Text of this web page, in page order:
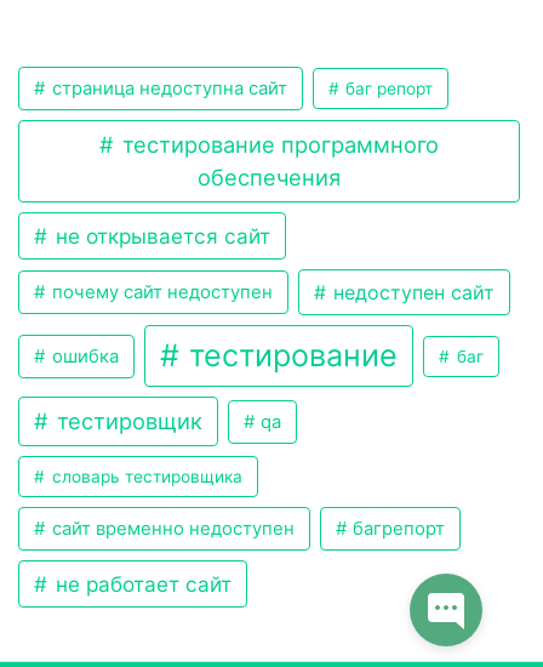
страница недоступна сайт баг репорт
тестирование программного
обеспечения
не открывается сайт
почему сайт недоступен недоступен сайт
ошибка тестирование баг
тестировщик qa
словарь тестировщика
сайт временно недоступен багрепорт
не работает сайт